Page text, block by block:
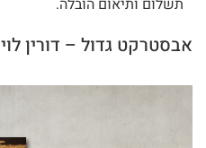
אבסטרקט גדול – דורין לוי